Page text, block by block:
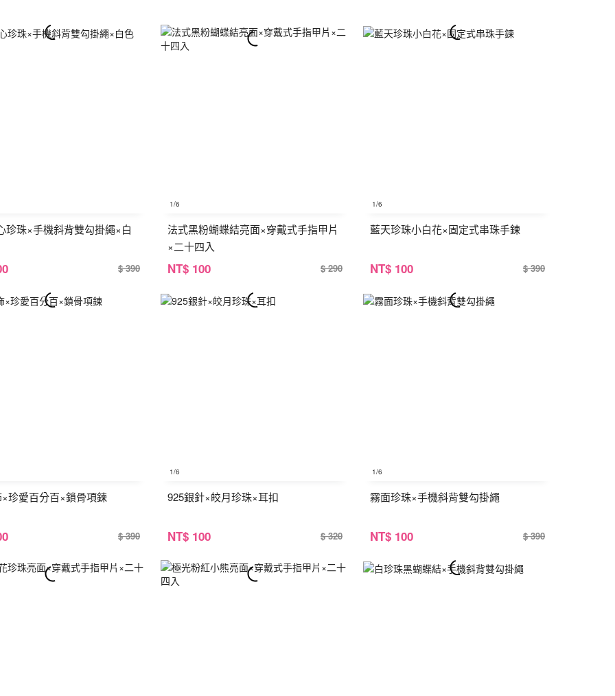
珍珠×手機斜背雙勾掛繩×白
$ 390
1/6
法式黑粉蝴蝶結亮面×穿戴式手指甲片
×二十四入
NT$ 100 $ 290
1/6
藍天珍珠小白花×固定式串珠手鍊
NT$ 100 $ 390
珍愛百分百×鎖骨項鍊
$ 390
1/6
925銀針×皎月珍珠×耳扣
NT$ 100 $ 320
1/6
霧面珍珠×手機斜背雙勾掛繩
NT$ 100 $ 390